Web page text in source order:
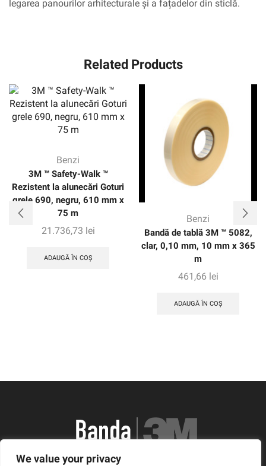
We value your privacy
legarea panourilor arhitecturale și a fațadelor din sticlă.
Related Products
Benzi
3M ™ Safety-Walk ™
Rezistent la alunecări Goturi
grele 690, negru, 610 mm x
75 m
21.736,73 lei
ADAUGĂ ÎN COȘ
Benzi
Bandă de tablă 3M ™ 5082,
clar, 0,10 mm, 10 mm x 365
m
461,66 lei
ADAUGĂ ÎN COȘ
România, Arad, Calea Timisorii, Nr. 11